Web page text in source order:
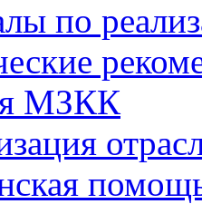
по
МЗКК